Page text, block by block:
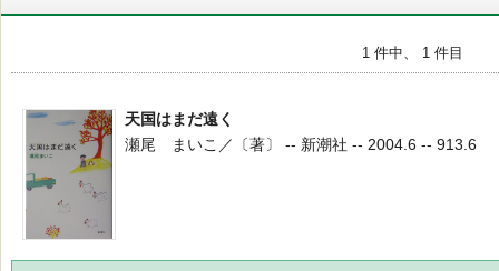
1 件中、 1 件目
天国はまだ遠く
瀬尾 まいこ／〔著〕 -- 新潮社 -- 2004.6 -- 913.6